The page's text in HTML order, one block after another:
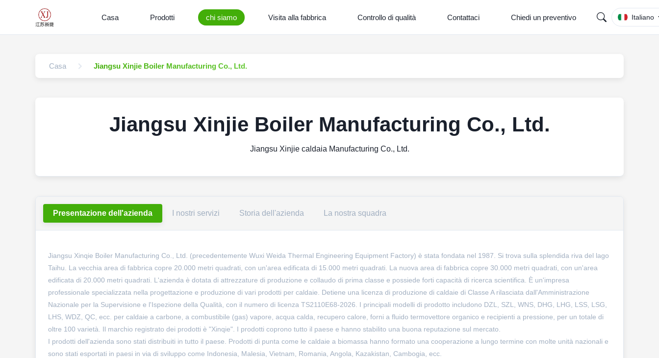
Casa Prodotti chi siamo Visita alla fabbrica Controllo di qualità Contattaci Chiedi un preventivo Italiano
Casa Jiangsu Xinjie Boiler Manufacturing Co., Ltd.
Jiangsu Xinjie Boiler Manufacturing Co., Ltd.
Jiangsu Xinjie caldaia Manufacturing Co., Ltd.
Presentazione dell'azienda I nostri servizi Storia dell'azienda La nostra squadra
Jiangsu Xinqie Boiler Manufacturing Co., Ltd. (precedentemente Wuxi Weida Thermal Engineering Equipment Factory) è stata fondata nel 1987. Si trova sulla splendida riva del lago
Taihu. La vecchia area di fabbrica copre 20.000 metri quadrati, con un'area edificata di 15.000 metri quadrati. La nuova area di fabbrica copre 30.000 metri quadrati, con un'area
edificata di 20.000 metri quadrati. L'azienda è dotata di attrezzature di produzione e collaudo di prima classe e possiede forti capacità di ricerca scientifica. È un'impresa
professionale specializzata nella progettazione e produzione di vari prodotti per caldaie. Detiene una licenza di produzione di caldaie di Classe A rilasciata dall'Amministrazione
Nazionale per la Supervisione e l'Ispezione della Qualità, con il numero di licenza TS2110E68-2026. I principali modelli di prodotto includono DZL, SZL, WNS, DHG, LHG, LSS, LSG,
LHS, WDZ, QC, ecc. per caldaie a carbone, a combustibile (gas) vapore, acqua calda, recupero calore, forni a fluido termovettore organico e recipienti a pressione, per un totale di
oltre 100 varietà. Il marchio registrato dei prodotti è "Xinqie". I prodotti coprono tutto il paese e hanno stabilito una buona reputazione sul mercato.
I prodotti dell'azienda sono stati distribuiti in tutto il paese. Prodotti di punta come le caldaie a biomassa hanno formato una cooperazione a lungo termine con molte unità nazionali e
sono stati esportati in paesi in via di sviluppo come Indonesia, Malesia, Vietnam, Romania, Angola, Kazakistan, Cambogia, ecc.